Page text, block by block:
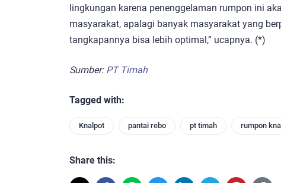
lingkungan karena penenggelaman rumpon ini
masyarakat, apalagi banyak masyarakat yang
tangkapannya bisa lebih optimal,” ucapnya. (*)
Sumber: PT Timah
Tagged with:
Knalpot pantai rebo pt timah rumpon
Share this: